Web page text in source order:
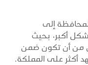
إلى
أكبر، بحيث
من أن تكون ضمن
أكثر على المملكة.